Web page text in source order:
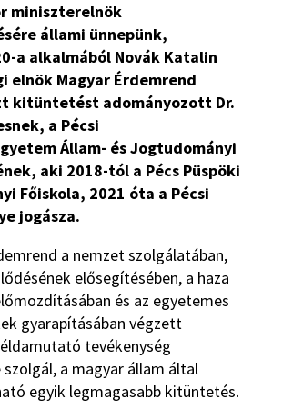
miniszterelnök
állami ünnepünk,
a alkalmából Novák Katalin
elnök Magyar Érdemrend
kitüntetést adományozott Dr.
a Pécsi
Állam- és Jogtudományi
aki 2018-tól a Pécs Püspöki
Főiskola, 2021 óta a Pécsi
jogásza.
a nemzet szolgálatában,
elősegítésében, a haza
és az egyetemes
gyarapításában végzett
tevékenység
szolgál, a magyar állam által
egyik legmagasabb kitüntetés.